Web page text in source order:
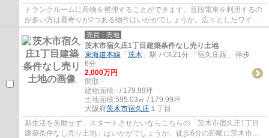
トランクルームに荷物を整理することができます。普段電車を利用するの
が多い方は最寄りが2つある物件はいかがでしょうか。広々としたワイド
バルコニーがあります。ゆったりとした間取...
売買｜売地
茨木市宿久庄1丁目建築条件なし売り土地
東海道本線 「 茨木 」駅 バス21分 「宿久庄西」 停歩
6分
2,000万円
間取:-
建物面積:- / 179.99坪
土地面積:595.03㎡ / 179.99坪
大阪府茨木市宿久庄 １丁目
新生活を失敗せず、スタートさせたいならこちらの「茨木市宿久庄1丁目
建築条件なし売り土地」はいかがでしょうか。徒歩6分の距離に茨木市立